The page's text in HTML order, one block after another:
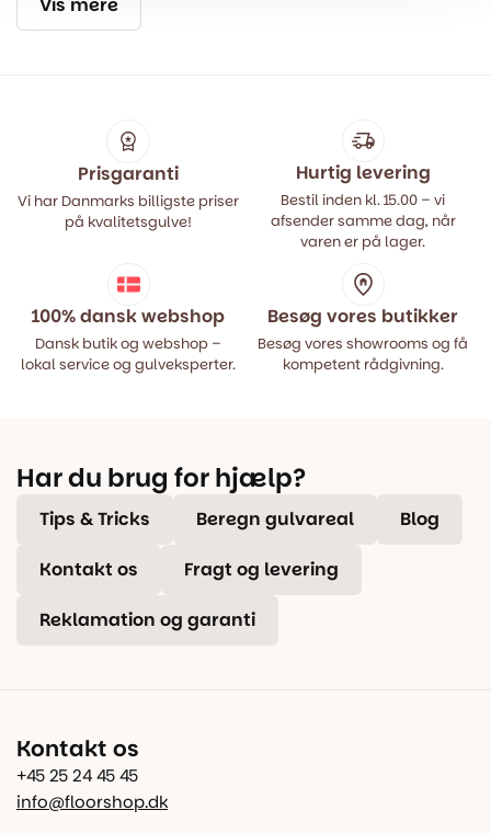
Vis mere
Prisgaranti
Vi har Danmarks billigste priser
på kvalitetsgulve!
Hurtig levering
Bestil inden kl. 15.00 – vi
afsender samme dag, når
varen er på lager.
100% dansk webshop
Dansk butik og webshop –
lokal service og gulveksperter.
Besøg vores butikker
Besøg vores showrooms og få
kompetent rådgivning.
Har du brug for hjælp?
Tips & Tricks Beregn gulvareal Blog
Kontakt os Fragt og levering
Reklamation og garanti
Kontakt os
+45 25 24 45 45
info@floorshop.dk